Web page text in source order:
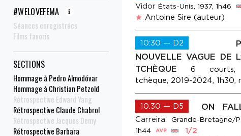
#WELOVEFEMA
Séances enregistrées
Films favoris
SECTIONS
Hommage à Pedro Almodóvar
Hommage à Christian Petzold
Rétrospective Edward Yang
Rétrospective Claude Chabrol
Rétrospective Jacques Demy
Rétrospective Barbara
Vidor États-Unis, 1937, 1h46
Antoine Sire (auteur)
10:30 — D2
NOUVELLE VAGUE DE
TCHÈQUE
6 courts,
tchèque, 2019-2024, 1h30,
10:30 — D5 ON
Carreira
Grande-Bretagne/
1h44
1/2